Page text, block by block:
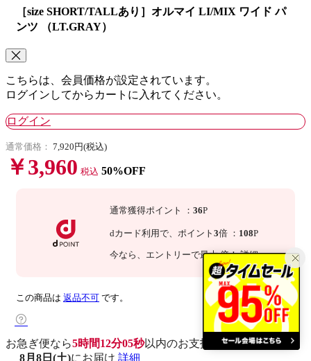
［size SHORT/TALLあり］オルマイ LI/MIX ワイド パ
ンツ （LT.GRAY）
こちらは、会員価格が設定されています。
ログインしてからカートに入れてください。
ログイン
通常価格： 7,920円(税込)
￥3,960 税込 50%OFF
通常獲得ポイント ： 36P
dカード利用で、 ポイント 3倍 ： 108P
今なら 、エントリーで最大 倍！詳細
この商品は 返品不可 です。
お急ぎ便なら5時間12分04秒以内のお支払いで
8月8日(土)にお届け 詳細